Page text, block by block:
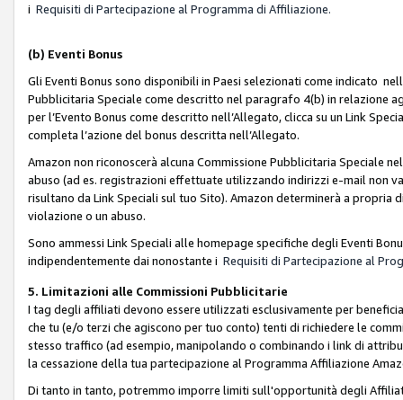
i Requisiti di Partecipazione al Programma di Affiliazione.
(b) Eventi Bonus
Gli Eventi Bonus sono disponibili in Paesi selezionati come indicato
Pubblicitaria Speciale come descritto nel paragrafo 4(b) in relazione
per l’Evento Bonus come descritto nell’Allegato, clicca su un Link
completa l’azione del bonus descritta nell’Allegato.
Amazon non riconoscerà alcuna Commissione Pubblicitaria Speciale
abuso (ad es. registrazioni effettuate utilizzando indirizzi e-mail non
risultano da Link Speciali sul tuo Sito). Amazon determinerà a propria
violazione o un abuso.
Sono ammessi Link Speciali alle homepage specifiche degli Eventi
indipendentemente dai nonostante i Requisiti di Partecipazione al
5. Limitazioni alle Commissioni Pubblicitarie
I tag degli affiliati devono essere utilizzati esclusivamente per
che tu (e/o terzi che agiscono per tuo conto) tenti di richiedere le
stesso traffico (ad esempio, manipolando o combinando i link di
la cessazione della tua partecipazione al Programma Affiliazione
Di tanto in tanto, potremmo imporre limiti sull'opportunità degli